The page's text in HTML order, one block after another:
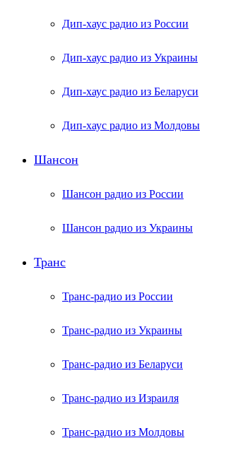
Дип-хаус радио из России
Дип-хаус радио из Украины
Дип-хаус радио из Беларуси
Дип-хаус радио из Молдовы
Шансон
Шансон радио из России
Шансон радио из Украины
Транс
Транс-радио из России
Транс-радио из Украины
Транс-радио из Беларуси
Транс-радио из Израиля
Транс-радио из Молдовы